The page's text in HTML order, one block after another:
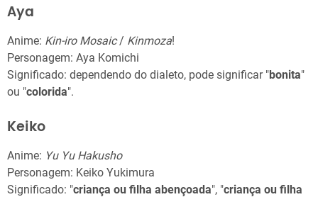
Aya
Anime: Kin-iro Mosaic/ Kinmoza!
Personagem: Aya Komichi
Significado: dependendo do dialeto, pode significar "bonita"
ou "colorida".
Keiko
Anime: Yu Yu Hakusho
Personagem: Keiko Yukimura
Significado: "criança ou filha abençoada", "criança ou filha